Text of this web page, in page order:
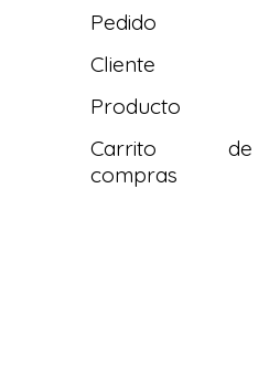
Pedido
Cliente
Producto
Carrito de
compras